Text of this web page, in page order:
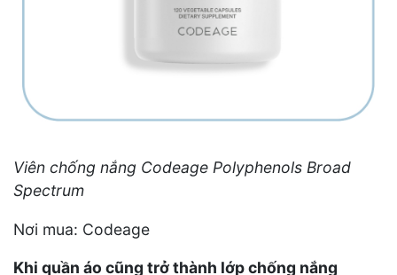
Viên chống nắng Codeage Polyphenols Broad
Spectrum
Nơi mua: Codeage
Khi quần áo cũng trở thành lớp chống nắng